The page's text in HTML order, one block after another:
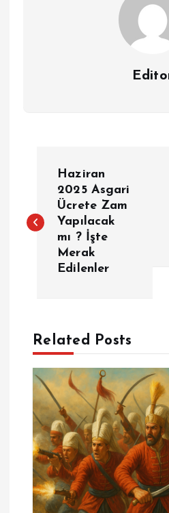
z
e
z
n
m
e
Haziran
2025 Asgari
Ücrete Zam
Yapılacak
mı ? İşte
Merak
Edilenler
Related Posts